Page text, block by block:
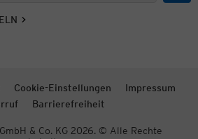
Cookie-Einstellungen
Impressum
Barrierefreiheit
& Co. KG 2026. © Alle Rechte